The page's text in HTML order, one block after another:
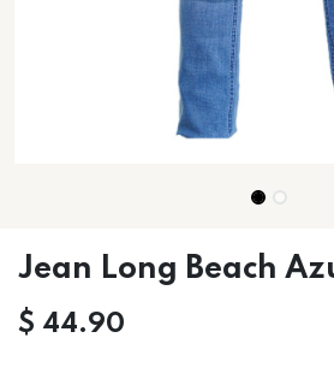
Jean Long Beach
$ 44.90